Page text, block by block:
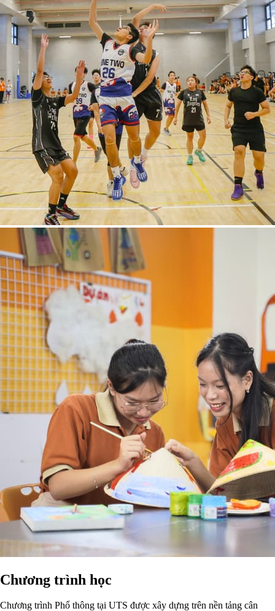
Chương trình học
Chương trình Phổ thông tại UTS được xây dựng trên nền tảng cân